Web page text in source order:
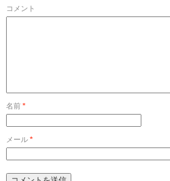
コメント
名前 *
メール *